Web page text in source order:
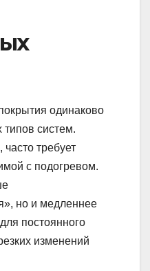
одинаково
типов систем.
требует
с подогревом.
но и медленнее
постоянного
изменений